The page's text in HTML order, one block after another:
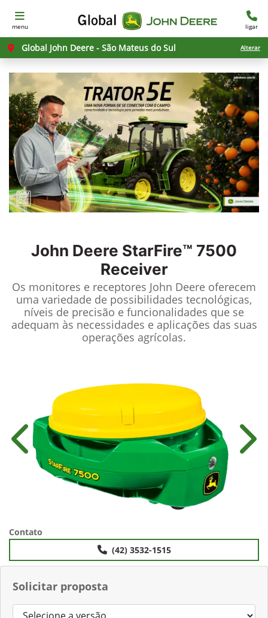
menu ligar
Global John Deere - São Mateus do Sul Alterar
John Deere StarFire™ 7500
Receiver
Os monitores e receptores John Deere oferecem
uma variedade de possibilidades tecnológicas,
níveis de precisão e funcionalidades que se
adequam às necessidades e aplicações das suas
operações agrícolas.
Solicitar proposta
Anterior
Contato
(42) 3532-1515